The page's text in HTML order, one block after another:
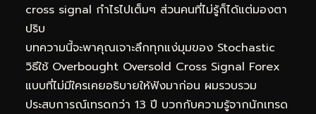
cross signal กำไรไปเต็มๆ ส่วนคนที่ไม่รู้ก็ได้แต่มองตา
ปริบ
บทความนี้จะพาคุณเจาะลึกทุกแง่มุมของ Stochastic
วิธีใช้ Overbought Oversold Cross Signal Forex
แบบที่ไม่มีใครเคยอธิบายให้ฟังมาก่อน ผมรวบรวม
ประสบการณ์เทรดกว่า 13 ปี บวกกับความรู้จากนักเทรด